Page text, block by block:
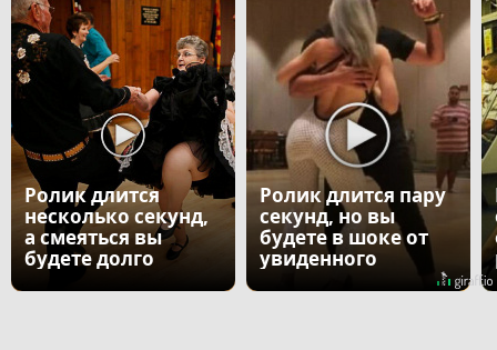
Ролик длится
несколько секунд,
а смеяться вы
будете долго
Ролик длится пару
секунд, но вы
будете в шоке от
увиденного